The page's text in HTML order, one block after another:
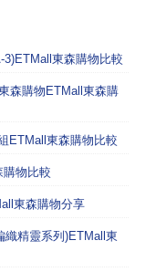
3)ETMall東森購物比較
森購物ETMall東森購
ETMall東森購物比較
購物比較
東森購物分享
織精靈系列)ETMall東